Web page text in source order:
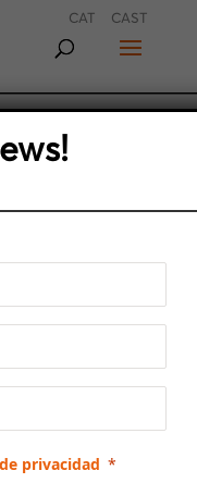
CAT CAST
CITA DE
DE
Y EL
Miró;
Barcelona
de Advanced
sobre
privacidad